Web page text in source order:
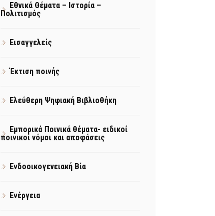
Εθνικά Θέματα – Ιστορία –
Πολιτισμός
Εισαγγελείς
Έκτιση ποινής
Ελεύθερη Ψηφιακή Βιβλιοθήκη
Εμπορικά Ποινικά θέματα- ειδικοί
ποινικοί νόμοι και αποφάσεις
Ενδοοικογενειακή Βία
Ενέργεια